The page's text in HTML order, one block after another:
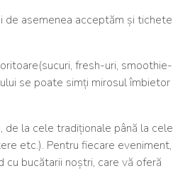
de asemenea acceptăm și tichete
fresh-uri, smoothie-
se poate simți mirosul îmbietor
la cele tradiționale până la cele
etc.). Pentru fiecare eveniment,
bucătarii noștri, care vă oferă